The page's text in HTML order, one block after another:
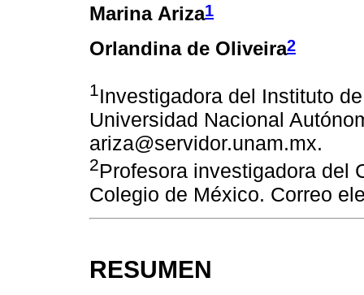
Marina Ariza1
Orlandina de Oliveira2
1Investigadora del Instituto
Universidad Nacional
ariza@servidor.unam.mx.
2Profesora investigadora del
Colegio de México. Correo
RESUMEN